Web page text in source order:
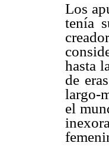
Los
tenía
hasta
de
largo-
el